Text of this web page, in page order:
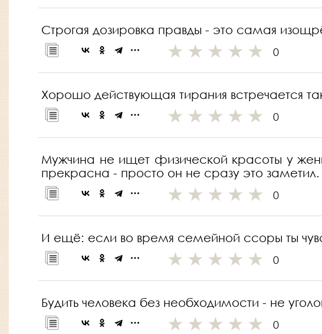
Строгая дозировка правды - это самая
0
Хорошо действующая тирания встречается
0
Мужчина не ищет физической красоты у
прекрасна - просто он не сразу это заметил.
0
И ещё: если во время семейной ссоры ты
0
Будить человека без необходимости - не
0